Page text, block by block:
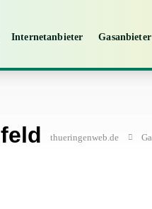
Internetanbieter Gasanbieter
thueringenweb.de